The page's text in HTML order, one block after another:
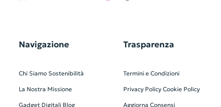
Navigazione
Chi Siamo Sostenibilità
La Nostra Missione
Gadget Digitali Blog
Trasparenza
Termini e Condizioni
Privacy Policy Cookie Policy
Aggiorna Consensi